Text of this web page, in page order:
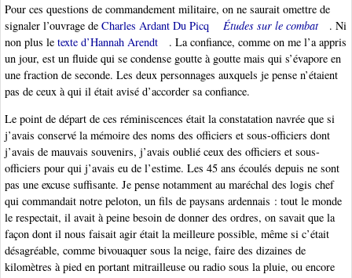
Pour ces questions de commandement militaire, on ne saurait omettre de
signaler l’ouvrage de Charles Ardant Du Picq Études sur le combat
. Ni
non plus le texte d’Hannah Arendt
. La confiance, comme on me l’a appris
un jour, est un fluide qui se condense goutte à goutte mais qui s’évapore en
une fraction de seconde. Les deux personnages auxquels je pense n’étaient
pas de ceux à qui il était avisé d’accorder sa confiance.
Le point de départ de ces réminiscences était la constatation navrée que si
j’avais conservé la mémoire des noms des officiers et sous-officiers dont
j’avais de mauvais souvenirs, j’avais oublié ceux des officiers et sous-
officiers pour qui j’avais eu de l’estime. Les 45 ans écoulés depuis ne sont
pas une excuse suffisante. Je pense notamment au maréchal des logis chef
qui commandait notre peloton, un fils de paysans ardennais : tout le monde
le respectait, il avait à peine besoin de donner des ordres, on savait que la
façon dont il nous faisait agir était la meilleure possible, même si c’était
désagréable, comme bivouaquer sous la neige, faire des dizaines de
kilomètres à pied en portant mitrailleuse ou radio sous la pluie, ou encore